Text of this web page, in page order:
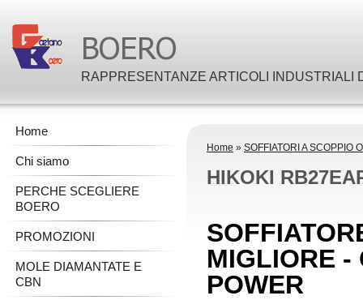
RAPPRESENTANZE ARTICOLI INDUSTRIALI
Home » SOFFIATORI A SCOPPIO
HIKOKI
MIGLIORE -
POWER
Home
Chi siamo
PERCHE SCEGLIERE
BOERO
PROMOZIONI
MOLE DIAMANTATE E
CBN